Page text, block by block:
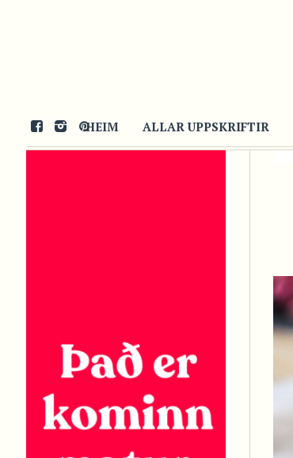
HEIM ALLAR UPPSKRIFTIR